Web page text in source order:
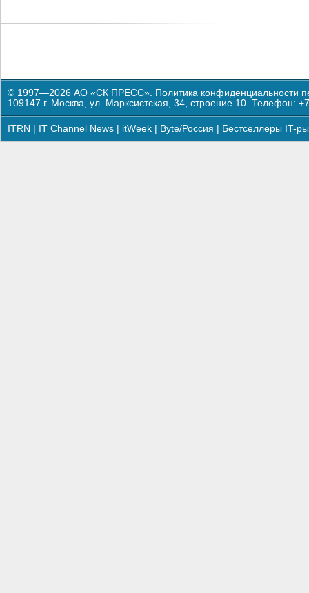
© 1997—2026 АО «СК ПРЕСС». Политика конфиденциальности
109147 г. Москва, ул. Марксистская, 34, строение 10. Телефон:
ITRN IT Channel News itWeek Byte/Россия Бестселлеры IT-